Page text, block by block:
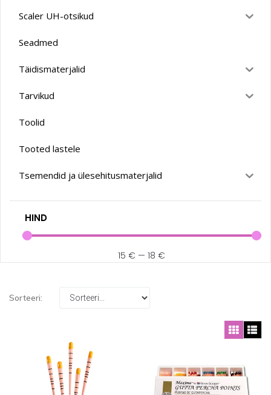
Scaler UH-otsikud
Seadmed
Täidismaterjalid
Tarvikud
Toolid
Tooted lastele
Tsemendid ja ülesehitusmaterjalid
HIND
15 € —18 €
Sorteeri: